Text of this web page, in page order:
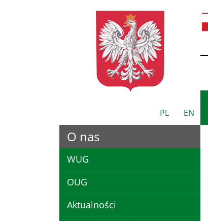
PL EN
O nas
WUG
OUG
Aktualności